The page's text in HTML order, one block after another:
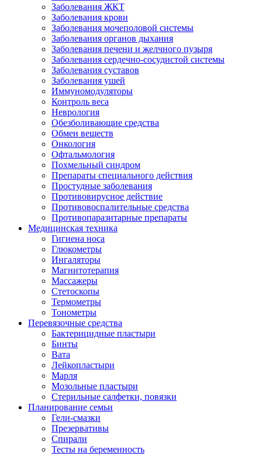
Заболевания ЖКТ
Заболевания крови
Заболевания мочеполовой системы
Заболевания органов дыхания
Заболевания печени и желчного пузыря
Заболевания сердечно-сосудистой системы
Заболевания суставов
Заболевания ушей
Иммуномодуляторы
Контроль веса
Неврология
Обезболивающие средства
Обмен веществ
Онкология
Офтальмология
Похмельный синдром
Препараты специального действия
Простудные заболевания
Противовирусное действие
Противовоспалительные средства
Противопаразитарные препараты
Медицинская техника
Гигиена носа
Глюкометры
Ингаляторы
Магнитотерапия
Массажеры
Стетоскопы
Термометры
Тонометры
Перевязочные средства
Бактерицидные пластыри
Бинты
Вата
Лейкопластыри
Марля
Мозольные пластыри
Стерильные салфетки, повязки
Планирование семьи
Гели-смазки
Презервативы
Спирали
Тесты на беременность